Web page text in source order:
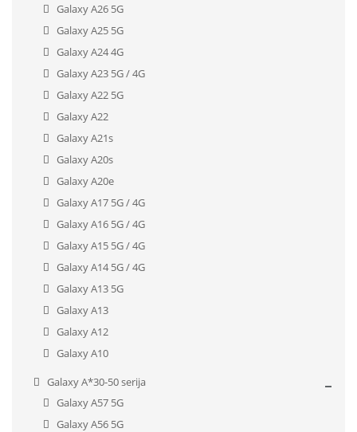
Galaxy A26 5G
Galaxy A25 5G
Galaxy A24 4G
Galaxy A23 5G / 4G
Galaxy A22 5G
Galaxy A22
Galaxy A21s
Galaxy A20s
Galaxy A20e
Galaxy A17 5G / 4G
Galaxy A16 5G / 4G
Galaxy A15 5G / 4G
Galaxy A14 5G / 4G
Galaxy A13 5G
Galaxy A13
Galaxy A12
Galaxy A10
Galaxy A*30-50 serija
Galaxy A57 5G
Galaxy A56 5G